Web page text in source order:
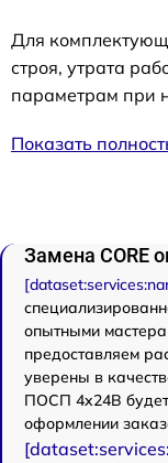
Для
строя, утрата
параметрам при
Показать
Замена CORE
опытными
предоставляем
уверены в
ПОСП 4x24B
оформлении